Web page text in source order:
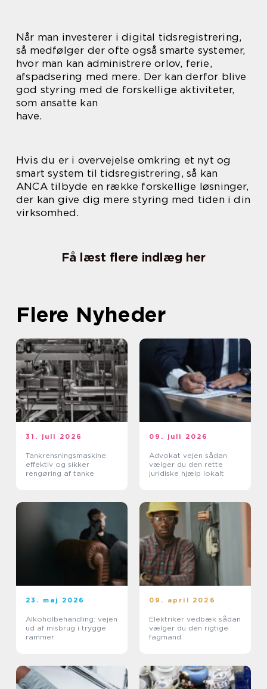
Når man investerer i digital tidsregistrering,
så medfølger der ofte også smarte systemer,
hvor man kan administrere orlov, ferie,
afspadsering med mere. Der kan derfor blive
god styring med de forskellige aktiviteter,
som ansatte kan
have.
Hvis du er i overvejelse omkring et nyt og
smart system til tidsregistrering, så kan
ANCA tilbyde en række forskellige løsninger,
der kan give dig mere styring med tiden i din
virksomhed.
Få læst flere indlæg her
Flere Nyheder
31. juli 2026
Tankrensningsmaskine:
effektiv og sikker
rengøring af tanke
09. juli 2026
Advokat vejen sådan
vælger du den rette
juridiske hjælp lokalt
23. maj 2026
Alkoholbehandling: vejen
ud af misbrug i trygge
rammer
09. april 2026
Elektriker vedbæk sådan
vælger du den rigtige
fagmand